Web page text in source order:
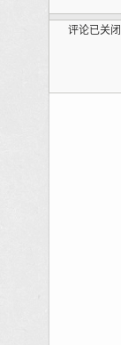
评论已关闭